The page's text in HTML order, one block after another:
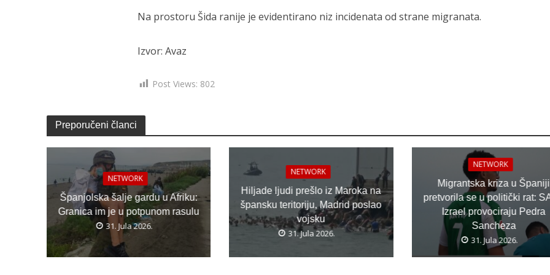
Na prostoru Šida ranije je evidentirano niz incidenata od strane migranata.
Izvor: Avaz
Post Views: 802
Preporučeni članci
NETWORK
Španjolska šalje gardu u Afriku:
Granica im je u potpunom rasulu
31. Jula 2026.
NETWORK
Hiljade ljudi prešlo iz Maroka na
špansku teritoriju, Madrid poslao
vojsku
31. Jula 2026.
NETWORK
Migrantska kriza u Španiji
pretvorila se u politički rat:
Izrael provociraju Pedra
Sancheza
31. Jula 2026.